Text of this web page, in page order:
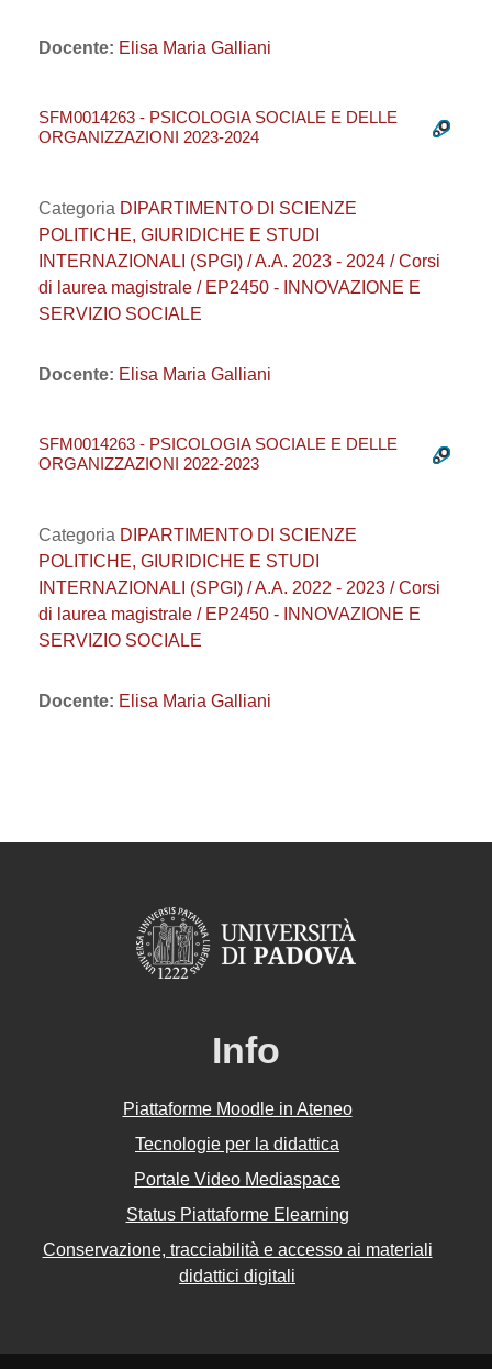
Docente: Elisa Maria Galliani
SFM0014263 - PSICOLOGIA SOCIALE E DELLE
ORGANIZZAZIONI 2023-2024
Categoria DIPARTIMENTO DI SCIENZE
POLITICHE, GIURIDICHE E STUDI
INTERNAZIONALI (SPGI) / A.A. 2023 - 2024 / Corsi
di laurea magistrale / EP2450 - INNOVAZIONE E
SERVIZIO SOCIALE
Docente: Elisa Maria Galliani
SFM0014263 - PSICOLOGIA SOCIALE E DELLE
ORGANIZZAZIONI 2022-2023
Categoria DIPARTIMENTO DI SCIENZE
POLITICHE, GIURIDICHE E STUDI
INTERNAZIONALI (SPGI) / A.A. 2022 - 2023 / Corsi
di laurea magistrale / EP2450 - INNOVAZIONE E
SERVIZIO SOCIALE
Docente: Elisa Maria Galliani
Info
Piattaforme Moodle in Ateneo
Tecnologie per la didattica
Portale Video Mediaspace
Status Piattaforme Elearning
Conservazione, tracciabilità e accesso ai materiali
didattici digitali